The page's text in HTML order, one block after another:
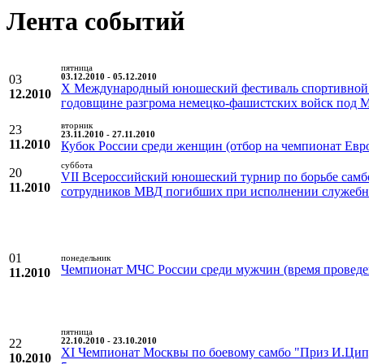
Лента событий
03
12.2010
пятница
03.12.2010 - 05.12.2010
X Международный юношеский фестиваль
годовщине разгрома немецко-фашистских войск под
23
11.2010
вторник
23.11.2010 - 27.11.2010
Кубок России среди женщин (отбор на чемпионат
20
11.2010
суббота
VII Всероссийский юношеский турнир по борьбе
сотрудников МВД погибших при исполнении
01
11.2010
понедельник
Чемпионат МЧС России среди мужчин (время
22
10.2010
пятница
22.10.2010 - 23.10.2010
XI Чемпионат Москвы по боевому самбо "Приз